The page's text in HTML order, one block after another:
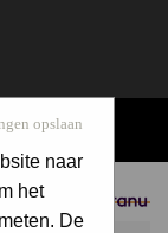
by
opslaan
naar
het
De